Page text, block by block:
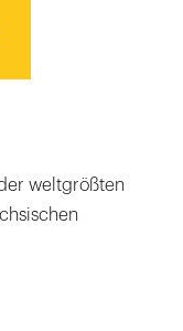
weltgrößten